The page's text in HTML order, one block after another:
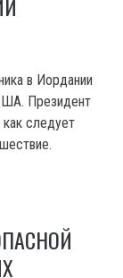
в Иордании
Президент
следует